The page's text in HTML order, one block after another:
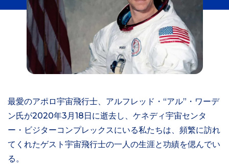
最愛のアポロ宇宙飛行士、アルフレッド・“アル”・ワーデ
ン氏が2020年3月18日に逝去し、ケネディ宇宙センタ
ー・ビジターコンプレックスにいる私たちは、頻繁に訪れ
てくれたゲスト宇宙飛行士の一人の生涯と功績を偲んでい
る。